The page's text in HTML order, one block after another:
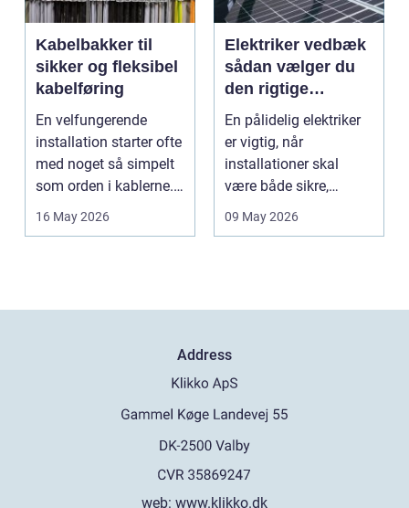
Kabelbakker til
sikker og fleksibel
kabelføring
En velfungerende
installation starter ofte
med noget så simpelt
som orden i kablerne.
Når strøm-, da...
16 May 2026
Elektriker vedbæk
sådan vælger du
den rigtige
fagmand
En pålidelig elektriker
er vigtig, når
installationer skal
være både sikre,
lovlige og holdbare. I
09 May 2026
Address
web: www.klikko.dk